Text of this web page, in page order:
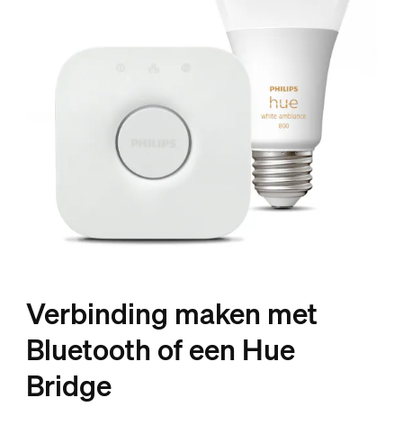
Verbinding maken met
Bluetooth of een Hue
Bridge